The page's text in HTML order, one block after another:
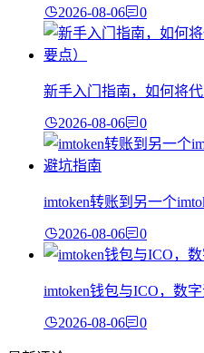
2026-08-06 0
新手入门指南，如何将
2026-08-06 0
imtoken转账到另一个
2026-08-06 0
imtoken钱包与ICO，数
2026-08-06 0